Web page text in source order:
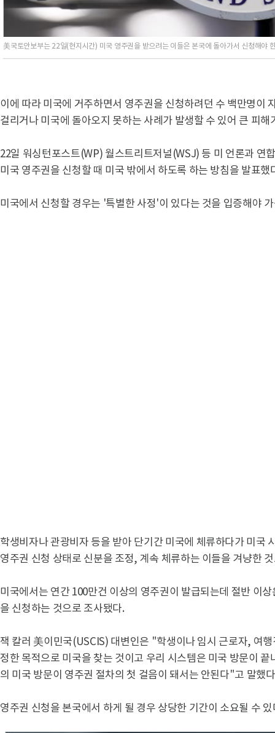
美국토안보부는 22일(현지시간) 미국 영주권을 받으려는 이들은 본국에 돌아가서 신청해야
이에 따라 미국에 거주하면서 영주권을 신청하려던 수 백만명이
걸리거나 미국에 돌아오지 못하는 사례가 발생할 수 있어 큰 피해
22일 워싱턴포스트(WP) 월스트리트저널(WSJ) 등 미 언론과 연
미국 영주권을 신청할 때 미국 밖에서 하도록 하는 방침을 발표했
미국에서 신청할 경우는 '특별한 사정'이 있다는 것을 입증해야
학생비자나 관광비자 등을 받아 단기간 미국에 체류하다가 미국
영주권 신청 상태로 신분을 조정, 계속 체류하는 이들을 겨냥한
미국에서는 연간 100만건 이상의 영주권이 발급되는데 절반 이
을 신청하는 것으로 조사됐다.
잭 칼러 美이민국(USCIS) 대변인은 "학생이나 임시 근로자, 여
정한 목적으로 미국을 찾는 것이고 우리 시스템은 미국 방문이
의 미국 방문이 영주권 절차의 첫 걸음이 돼서는 안된다"고 말했
영주권 신청을 본국에서 하게 될 경우 상당한 기간이 소요될 수 있